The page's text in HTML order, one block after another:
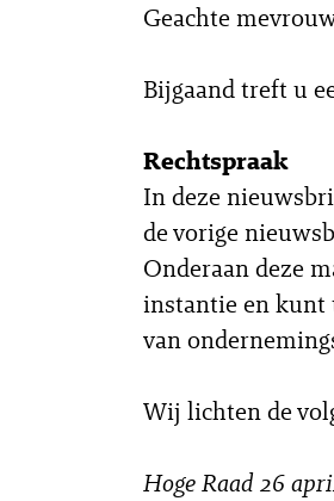
Geachte
Bijgaand treft u
Rechtspraak
In deze
de vorige
Onderaan deze
instantie en kunt
van
Wij lichten de
Hoge Raad 26